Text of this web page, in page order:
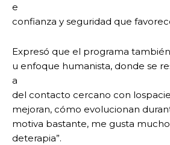
e
confianza y seguridad que
Expresó que el programa
u enfoque humanista, donde se
a
del contacto cercano con
mejoran, cómo evolucionan
motiva bastante, me gusta
deterapia”.